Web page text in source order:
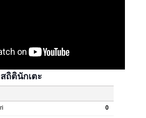
สถิตินักเตะ